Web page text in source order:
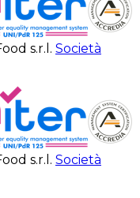
s.r.l. Società
s.r.l. Società